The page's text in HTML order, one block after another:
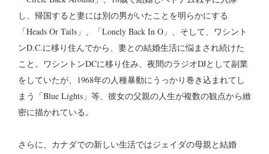
し、帰国すると妻には別の男がいたことを明らかにする
「Heads Or Tails」、「Lonely Back In O」、そして、ワシント
ンD.C.に移り住んでから、妻との結婚生活に悩まされ続けた
こと。ワシントンDCに移り住み、夜間のラジオDJとして副業
をしていたが、1968年の人種暴動にうっかり巻き込まれてし
まう「Blue Lights」等、彼女の父親の人生が複数の観点から緻
密に描かれている。
さらに、カナダでの新しい生活ではジェイダの母親と結婚